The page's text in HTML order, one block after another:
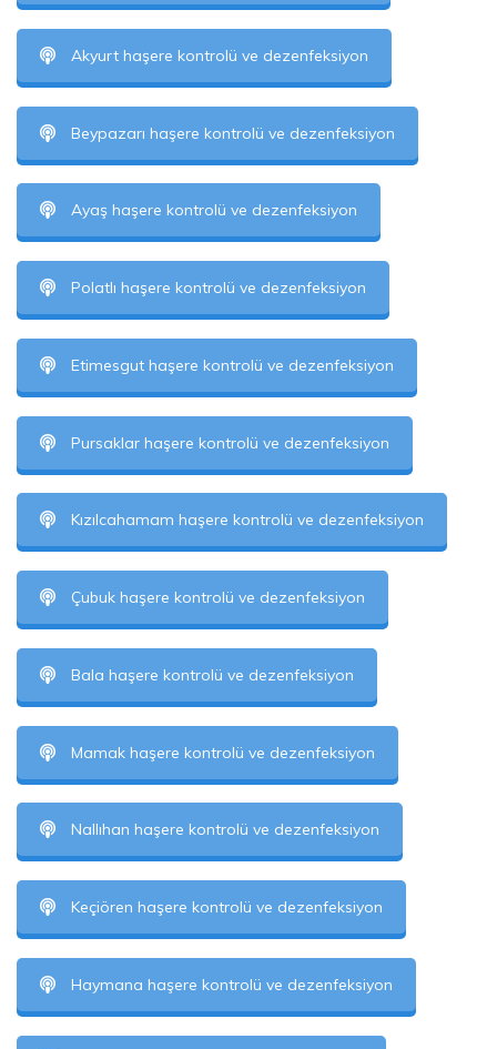
Akyurt haşere kontrolü ve dezenfeksiyon
Beypazarı haşere kontrolü ve dezenfeksiyon
Ayaş haşere kontrolü ve dezenfeksiyon
Polatlı haşere kontrolü ve dezenfeksiyon
Etimesgut haşere kontrolü ve dezenfeksiyon
Pursaklar haşere kontrolü ve dezenfeksiyon
Kızılcahamam haşere kontrolü ve dezenfeksiyon
Çubuk haşere kontrolü ve dezenfeksiyon
Bala haşere kontrolü ve dezenfeksiyon
Mamak haşere kontrolü ve dezenfeksiyon
Nallıhan haşere kontrolü ve dezenfeksiyon
Keçiören haşere kontrolü ve dezenfeksiyon
Haymana haşere kontrolü ve dezenfeksiyon